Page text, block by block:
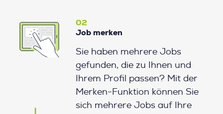
02
Job merken
Sie haben mehrere Jobs
gefunden, die zu Ihnen und
Ihrem Profil passen? Mit der
Merken-Funktion können Sie
sich mehrere Jobs auf Ihre